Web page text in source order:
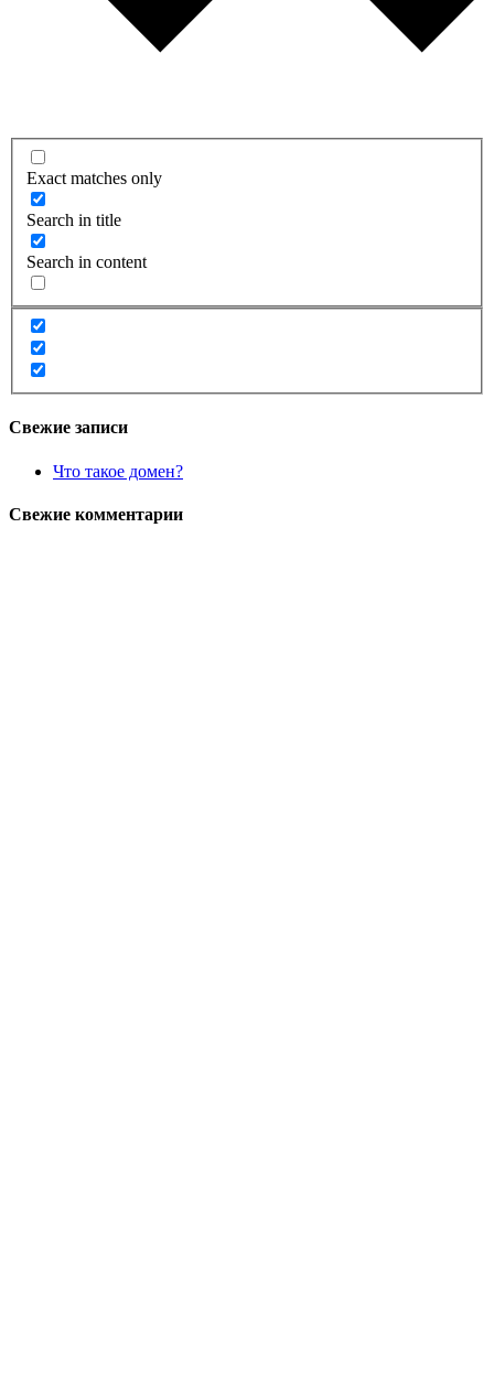
Exact matches only
Search in title
Search in content
Свежие записи
Что такое домен?
Свежие комментарии